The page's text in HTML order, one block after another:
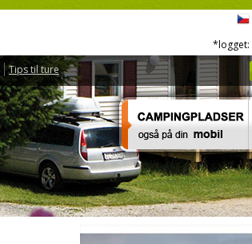
Tips til ture
*logget: